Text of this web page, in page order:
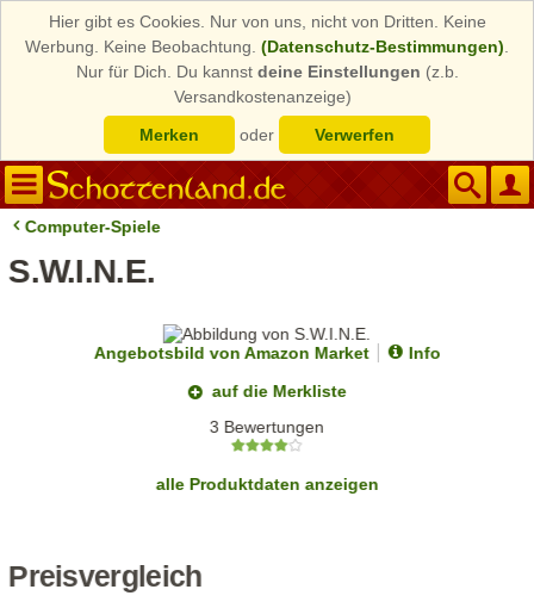
Hier gibt es Cookies. Nur von uns, nicht von Dritten. Keine
Werbung. Keine Beobachtung. (Datenschutz-Bestimmungen)
Nur für Dich. Du kannst deine Einstellungen (z.b.
Versandkostenanzeige)
Merken
oder Verwerfen
Computer-Spiele
S.W.I.N.E.
Angebotsbild von Amazon Market
Info
auf die Merkliste
3 Bewertungen
alle Produktdaten anzeigen
Preisvergleich